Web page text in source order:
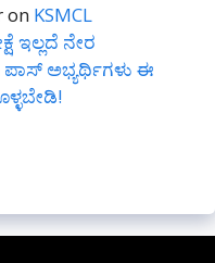
on KSMCL
ಇಲ್ಲದೆ ನೇರ
ಪಾಸ್ ಅಭ್ಯರ್ಥಿಗಳು ಈ